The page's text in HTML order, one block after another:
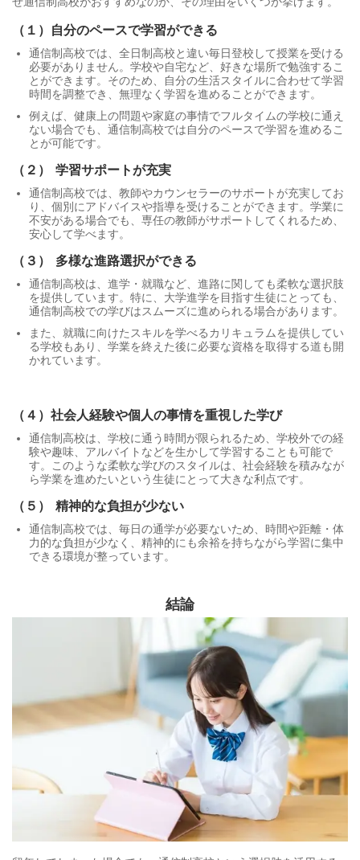
（１）自分のペースで学習ができる
通信制高校では、全日制高校と違い毎日登校して授業を受ける
必要がありません。学校や自宅など、好きな場所で勉強するこ
とができます。そのため、自分の生活スタイルに合わせて学習
時間を調整でき、無理なく学習を進めることができます。
例えば、健康上の問題や家庭の事情でフルタイムの学校に通え
ない場合でも、通信制高校では自分のペースで学習を進めるこ
とが可能です。
（２） 学習サポートが充実
通信制高校では、教師やカウンセラーのサポートが充実してお
り、個別にアドバイスや指導を受けることができます。学業に
不安がある場合でも、専任の教師がサポートしてくれるため、
安心して学べます。
（３） 多様な進路選択ができる
通信制高校は、進学・就職など、進路に関しても柔軟な選択肢
を提供しています。特に、大学進学を目指す生徒にとっても、
通信制高校での学びはスムーズに進められる場合があります。
また、就職に向けたスキルを学べるカリキュラムを提供してい
る学校もあり、学業を終えた後に必要な資格を取得する道も開
かれています。
（４） 社会人経験や個人の事情を重視した学び
通信制高校は、学校に通う時間が限られるため、学校外での経
験や趣味、アルバイトなどを生かして学習することも可能で
す。このような柔軟な学びのスタイルは、社会経験を積みなが
ら学業を進めたいという生徒にとって大きな利点です。
（５） 精神的な負担が少ない
通信制高校では、毎日の通学が必要ないため、時間や距離・体
力的な負担が少なく、精神的にも余裕を持ちながら学習に集中
できる環境が整っています。
結論